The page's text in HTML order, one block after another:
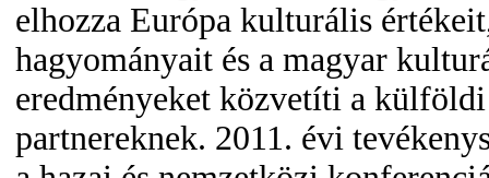
elhozza Európa kulturális
hagyományait és a magyar
eredményeket közvetíti a külföldi
partnereknek. 2011. évi